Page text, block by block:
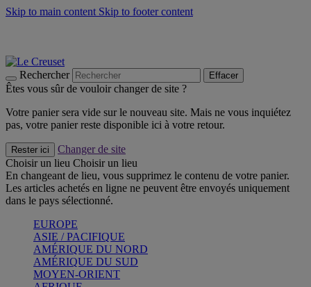
Skip to main content Skip to footer content
Rechercher Effacer
Êtes vous sûr de vouloir changer de site ?
Votre panier sera vide sur le nouveau site. Mais ne vous inquiétez
pas, votre panier reste disponible ici à votre retour.
Rester ici
Changer de site
Choisir un lieu Choisir un lieu
En changeant de lieu, vous supprimez le contenu de votre panier.
Les articles achetés en ligne ne peuvent être envoyés uniquement
dans le pays sélectionné.
EUROPE
ASIE / PACIFIQUE
AMÉRIQUE DU NORD
AMÉRIQUE DU SUD
MOYEN-ORIENT